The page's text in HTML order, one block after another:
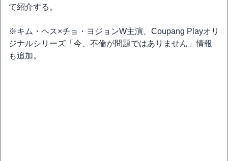
て紹介する。
※キム・ヘス×チョ・ヨジョンW主演、Coupang Playオリ
ジナルシリーズ「今、不倫が問題ではありません」情報
も追加。